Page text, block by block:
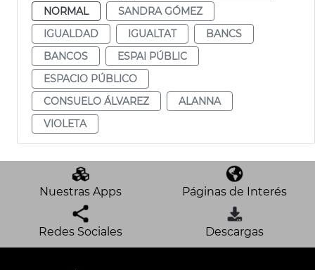
NORMAL
SANDRA GÓMEZ
IGUALDAD
IGUALTAT
BANCS
BANCOS
ESPAI PÚBLIC
ESPACIO PÚBLICO
CONSUELO ÁLVAREZ
ALANNA
VIOLETA
Nuestras Apps Páginas de Interés
Redes Sociales Descargas